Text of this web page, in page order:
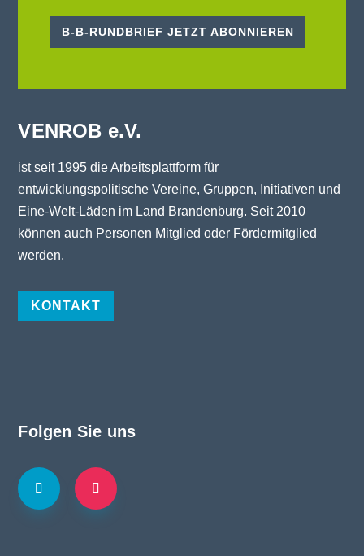
B-B-RUNDBRIEF JETZT ABONNIEREN
VENROB e.V.
ist seit 1995 die Arbeitsplattform für
entwicklungspolitische Vereine, Gruppen, Initiativen und
Eine-Welt-Läden im Land Brandenburg. Seit 2010
können auch Personen Mitglied oder Fördermitglied
werden.
KONTAKT
Folgen Sie uns